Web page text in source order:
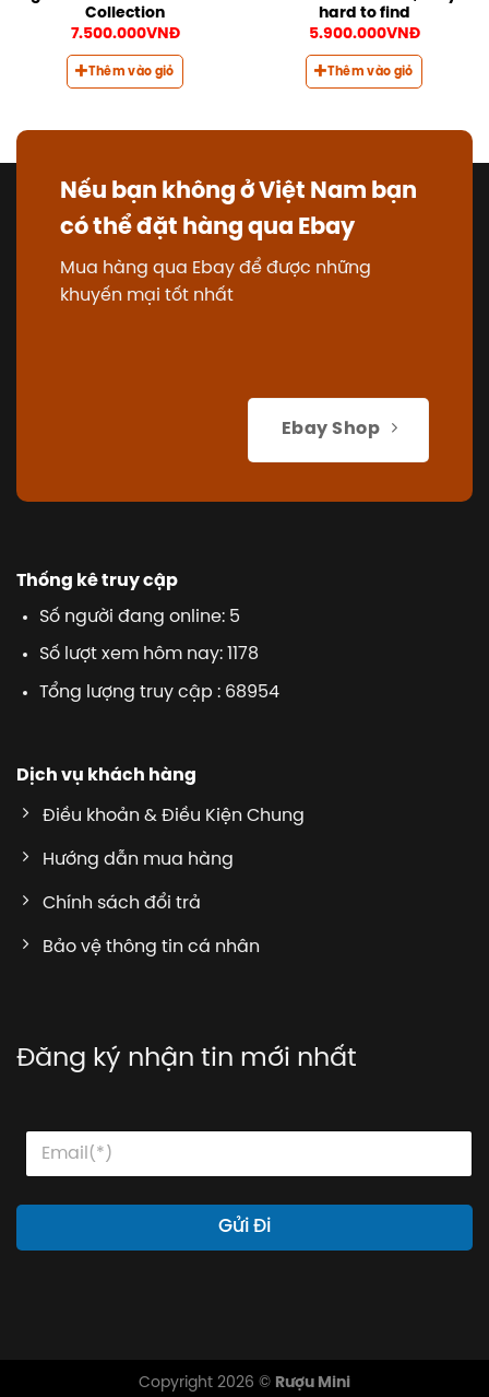
Collection
7.500.000VNĐ
Thêm vào giỏ
hard to find
5.900.000VNĐ
Thêm vào giỏ
Nếu bạn không ở Việt Nam bạn
có thể đặt hàng qua Ebay
Mua hàng qua Ebay để được những
khuyến mại tốt nhất
Ebay Shop
Thống kê truy cập
Số người đang online: 5
Số lượt xem hôm nay: 1178
Tổng lượng truy cập : 68954
Dịch vụ khách hàng
Điều khoản & Điều Kiện Chung
Hướng dẫn mua hàng
Chính sách đổi trả
Bảo vệ thông tin cá nhân
Đăng ký nhận tin mới nhất
l
*
l
E
a
i
Gửi Đi
Copyright 2026 © Rượu Mini